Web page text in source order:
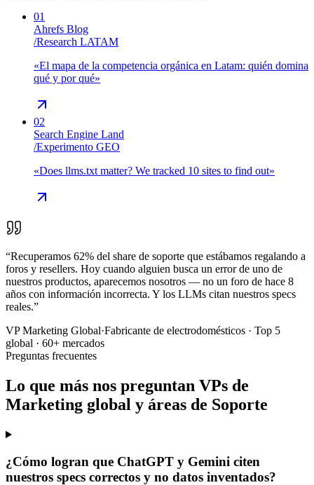
01
Ahrefs Blog
/Research LATAM
«El mapa de la competencia orgánica en Latam: quién domina
qué y por qué»
02
Search Engine Land
/Experimento GEO
«Does llms.txt matter? We tracked 10 sites to find out»
“Recuperamos 62% del share de soporte que estábamos regalando a
foros y resellers. Hoy cuando alguien busca un error de uno de
nuestros productos, aparecemos nosotros — no un foro de hace 8
años con información incorrecta. Y los LLMs citan nuestros specs
reales.”
VP Marketing Global·Fabricante de electrodomésticos · Top 5
global · 60+ mercados
Preguntas frecuentes
Lo que más nos preguntan VPs de
Marketing global y áreas de Soporte
¿Cómo logran que ChatGPT y Gemini citen
nuestros specs correctos y no datos inventados?